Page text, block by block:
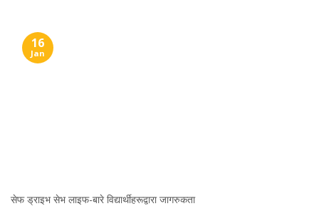
सेफ ड्राइभ सेभ लाइफ-बारे विद्यार्थीहरूद्वारा जागरुकता
16
Jan